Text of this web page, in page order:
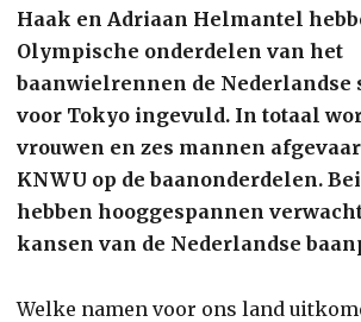
Haak en Adriaan Helmantel
Olympische onderdelen van het
baanwielrennen de
voor Tokyo ingevuld. In totaal
vrouwen en zes mannen
KNWU op de baanonderdelen.
hebben hooggespannen
kansen van de Nederlandse
Welke namen voor ons land